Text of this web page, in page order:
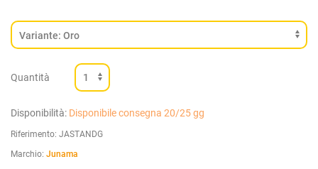
Quantità
Disponibilità: Disponibile consegna 20/25 gg
Riferimento: JASTANDG
Marchio: Junama